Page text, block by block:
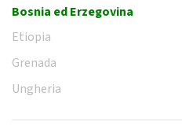
Bosnia ed Erzegovina
Etiopia
Grenada
Ungheria